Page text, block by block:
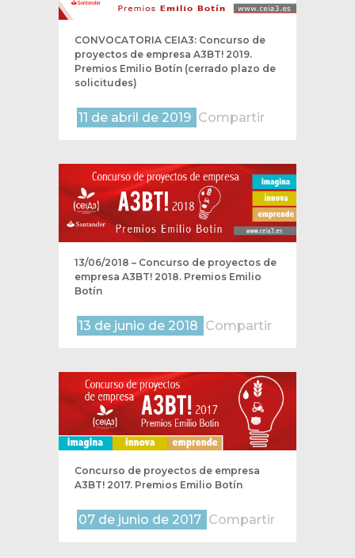
CONVOCATORIA CEIA3: Concurso de
proyectos de empresa A3BT! 2019.
Premios Emilio Botín (cerrado plazo de
solicitudes)
11 de abril de 2019 Compartir
13/06/2018 – Concurso de proyectos de
empresa A3BT! 2018. Premios Emilio
Botín
13 de junio de 2018 Compartir
Concurso de proyectos de empresa
A3BT! 2017. Premios Emilio Botín
07 de junio de 2017 Compartir